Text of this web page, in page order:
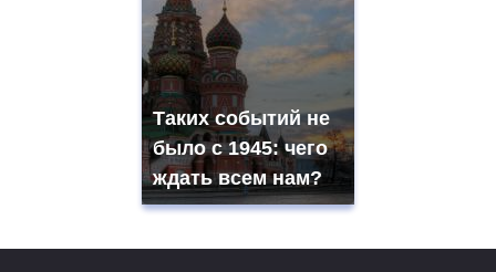
Таких событий не
было с 1945: чего
ждать всем нам?